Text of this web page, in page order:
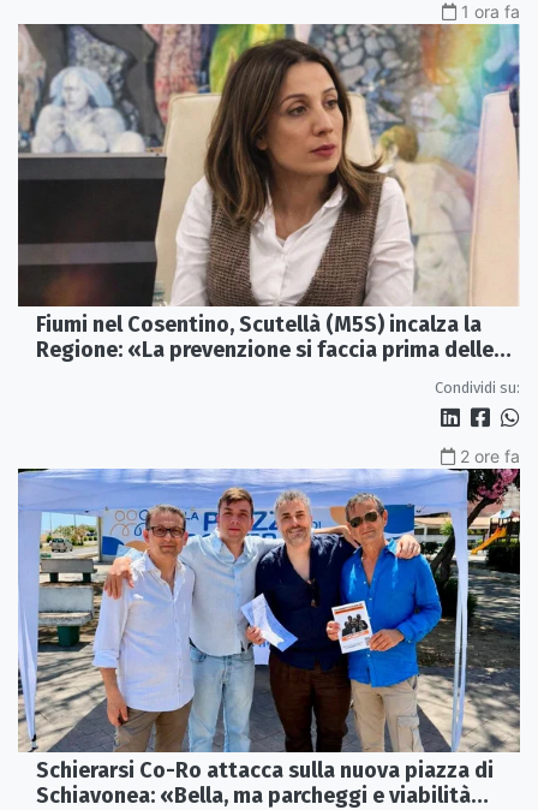
1 ora fa
Fiumi nel Cosentino, Scutellà (M5S) incalza la
Regione: «La prevenzione si faccia prima delle
Condividi su:
2 ore fa
Schierarsi Co-Ro attacca sulla nuova piazza di
Schiavonea: «Bella, ma parcheggi e viabilità